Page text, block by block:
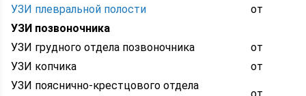
УЗИ плевральной полости
от
УЗИ позвоночника
УЗИ грудного отдела позвоночника
от
УЗИ копчика
от
УЗИ пояснично-крестцового отдела